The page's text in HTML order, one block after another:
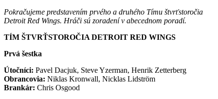
Pokračujeme predstavením prvého a druhého Tímu štvrťstoročia
Detroit Red Wings. Hráči sú zoradení v abecednom poradí.
TÍM ŠTVRŤSTOROČIA DETROIT RED WINGS
Prvá šestka
Útočníci: Pavel Dacjuk, Steve Yzerman, Henrik Zetterberg
Obrancovia: Niklas Kronwall, Nicklas Lidström
Brankár: Chris Osgood